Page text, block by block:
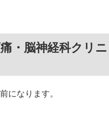
・脳神経科クリ
になります。